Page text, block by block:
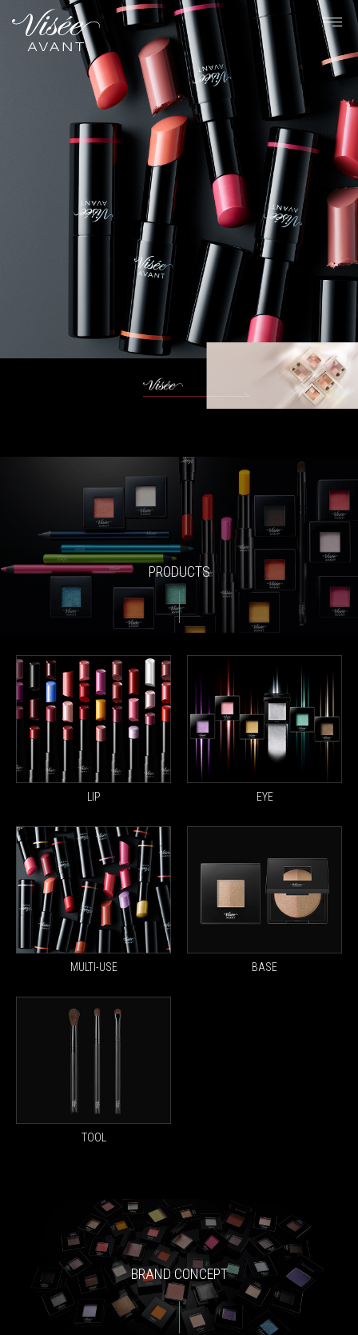
PRODUCTS
LIP EYE
MULTI-USE BASE
TOOL
BRAND CONCEPT